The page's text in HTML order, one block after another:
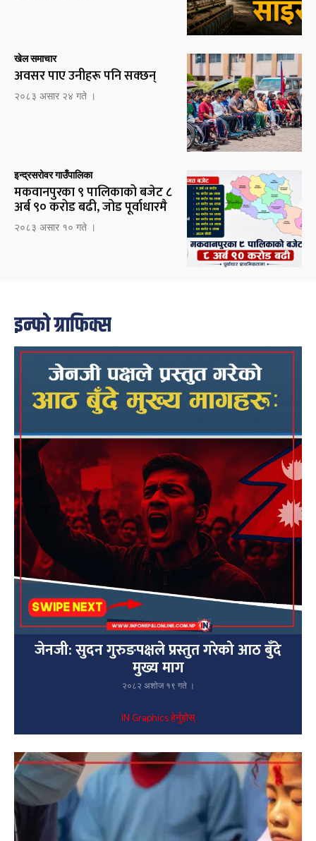
खेल समाचार
अवसर पाए उनीहरू पनि सक्छन्
२०८३ असार २४ गते ।
इन्द्रसरोवर गाउँपालिका
मकवानपुरका ९ पालिकाको बजेट ८
अर्ब ९० करोड बढी, जोड पूर्वाधारमै
२०८३ असार १० गते ।
इन्फो ग्राफिक्स
जेनजी: सुदन गुरुङपक्षले प्रस्तुत गरेको आठ बुँदे
मुख्य माग
२०८२ अशोज १९ गते ।
IN Graphics हेर्नुहोस्